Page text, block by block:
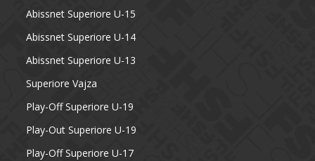
Abissnet Superiore U-15
Abissnet Superiore U-14
Abissnet Superiore U-13
Superiore Vajza
Play-Off Superiore U-19
Play-Out Superiore U-19
Play-Off Superiore U-17